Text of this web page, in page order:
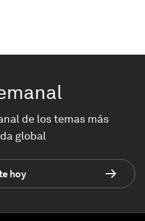
de los temas más
global
hoy